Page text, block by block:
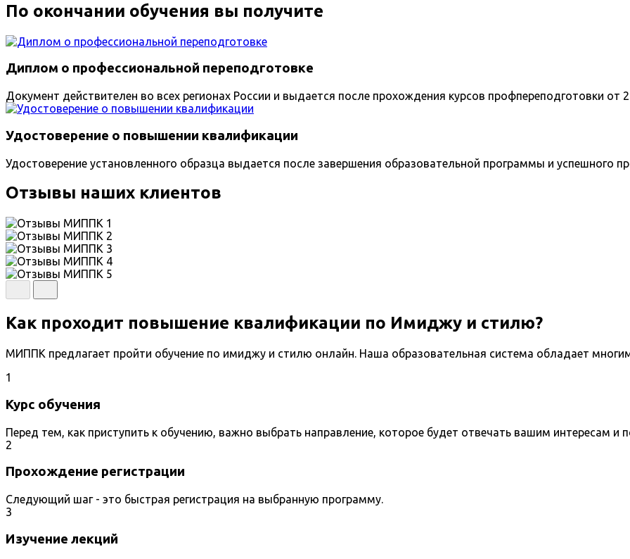
По окончании обучения вы получите
Диплом о профессиональной переподготовке
Документ действителен во всех регионах России и выдается после прохождения курсов профпереподготовки от
Удостоверение о повышении квалификации
Удостоверение установленного образца выдается после завершения образовательной программы и успешного
Отзывы наших клиентов
Как проходит повышение квалификации по Имиджу и стилю?
МИППК предлагает пройти обучение по имиджу и стилю онлайн. Наша образовательная система обладает
1
Курс обучения
Перед тем, как приступить к обучению, важно выбрать направление, которое будет отвечать вашим интересам и
2
Прохождение регистрации
Следующий шаг - это быстрая регистрация на выбранную программу.
3
Изучение лекций